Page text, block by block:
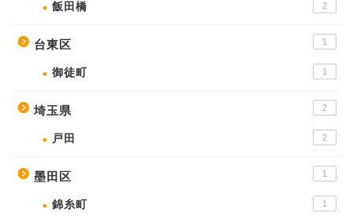
飯田橋 2
台東区 1
御徒町 1
埼玉県 2
戸田 2
墨田区 1
錦糸町 1